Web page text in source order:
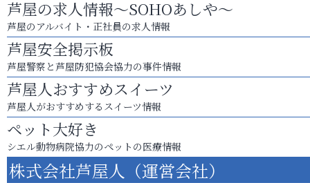
芦屋の求人情報～SOHOあしや～
芦屋のアルバイト・正社員の求人情報
芦屋安全掲示板
芦屋警察と芦屋防犯協会協力の事件情報
芦屋人おすすめスイーツ
芦屋人がおすすめするスイーツ情報
ペット大好き
シエル動物病院協力のペットの医療情報
株式会社芦屋人（運営会社）